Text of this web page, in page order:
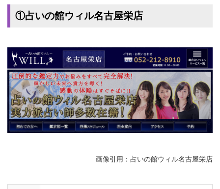
①占いの館ウィル名古屋栄店
画像引用：占いの館ウィル名古屋栄店